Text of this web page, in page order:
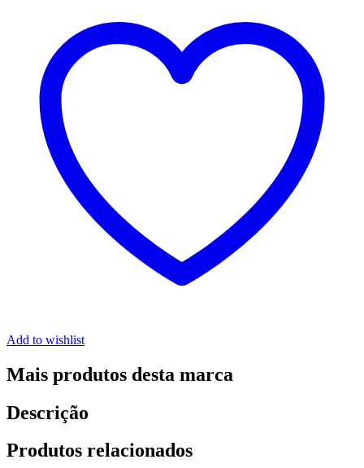
Add to wishlist
Mais produtos desta marca
Descrição
Produtos relacionados